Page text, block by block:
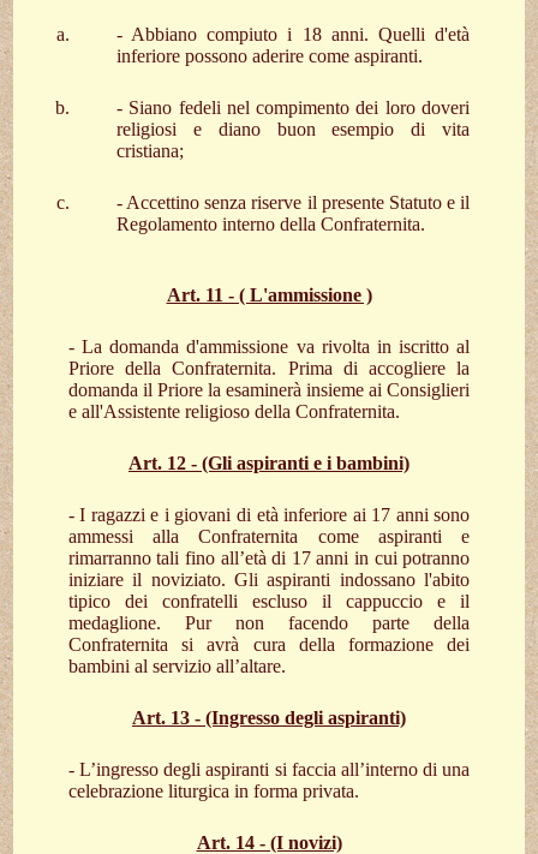
- Abbiano compiuto i 18 anni. Quelli d'età
inferiore possono aderire come aspiranti.
- Siano fedeli nel compimento dei loro doveri
religiosi e diano buon esempio di vita
cristiana;
- Accettino senza riserve il presente Statuto e il
Regolamento interno della Confraternita.
Art. 11 - ( L'ammissione )
- La domanda d'ammissione va rivolta in iscritto al
Priore della Confraternita. Prima di accogliere la
domanda il Priore la esaminerà insieme ai Consiglieri
e all'Assistente religioso della Confraternita.
Art. 12 - (Gli aspiranti e i bambini)
- I ragazzi e i giovani di età inferiore ai 17 anni sono
ammessi alla Confraternita come aspiranti e
rimarranno tali fino all’età di 17 anni in cui potranno
iniziare il noviziato. Gli aspiranti indossano l'abito
tipico dei confratelli escluso il cappuccio e il
medaglione. Pur non facendo parte della
Confraternita si avrà cura della formazione dei
bambini al servizio all’altare.
Art. 13 - (Ingresso degli aspiranti)
- L’ingresso degli aspiranti si faccia all’interno di una
celebrazione liturgica in forma privata.
Art. 14 - (I novizi)